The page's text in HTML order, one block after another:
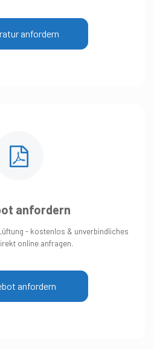
anfordern
anfordern
- kostenlos & unverbindliches
online anfragen.
anfordern